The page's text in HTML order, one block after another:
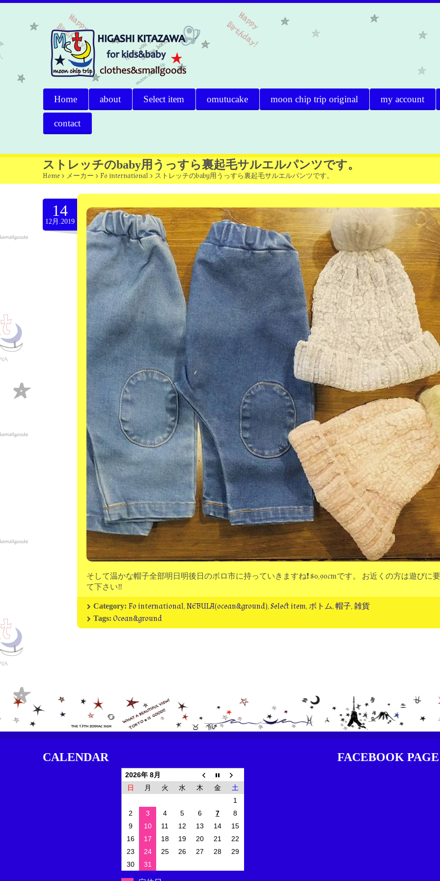
Home about Select item omutucake moon chip trip original my account
contact
ストレッチのbaby用うっすら裏起毛サルエルパンツです。
Home > メーカー > Fo international > ストレッチのbaby用うっすら裏起毛サルエルパンツです。
14
12月.2019
そして温かな帽子全部明日明後日のボロ市に持っていきますね❗ 80,90cmです。 お近くの方は遊びに
て下さい‼
Category: Fo international,NEBULA(ocean&ground),Select item,ボトム,帽子,雑貨
Tags: Ocean&ground
CALENDAR
2026年 8月
日
月 火 水 木 金
土
1
2
3 4 5 6 7
8
9
10 11 12 13 14
15
16
17 18 19 20 21
22
23
24 25 26 27 28
29
30
31
FACEBOOK PAGE